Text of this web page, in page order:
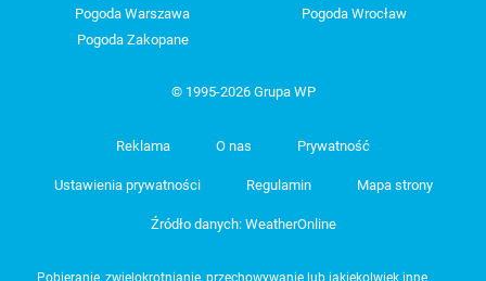
Pogoda Warszawa
Pogoda Wrocław
Pogoda Zakopane
© 1995-2026 Grupa WP
Reklama O nas Prywatność
Ustawienia prywatności Regulamin Mapa strony
Źródło danych: WeatherOnline
Pobieranie, zwielokrotnianie, przechowywanie lub jakiekolwiek inne